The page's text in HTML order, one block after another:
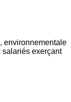
environnementale
exerçant